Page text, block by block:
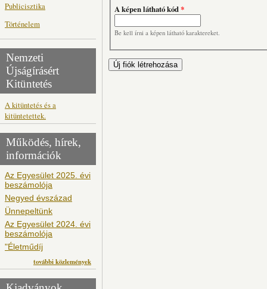
Publicisztika
Történelem
Nemzeti
Újságírásért
Kitüntetés
A kitüntetés és a
kitüntetettek.
Működés, hírek,
információk
Az Egyesület 2025. évi
beszámolója
Negyed évszázad
Ünnepeltünk
Az Egyesület 2024. évi
beszámolója
"Életműdíj
további közlemények
A képen látható kód*
Be kell írni a képen látható karaktereket.